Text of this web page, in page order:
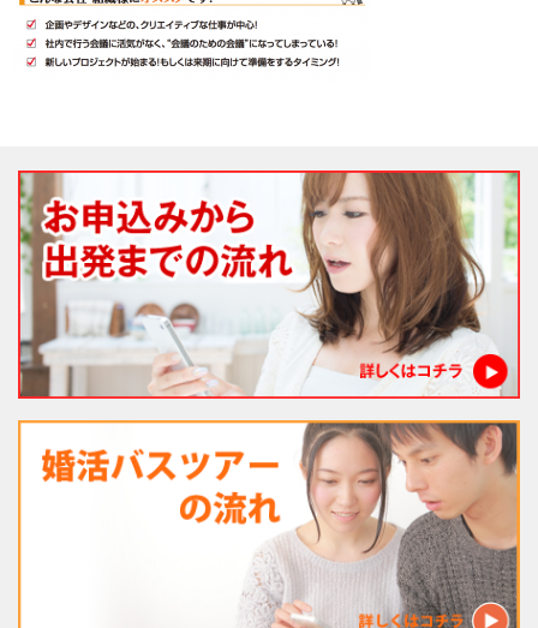
法人様向け社員旅行
経営者様向け がん検診旅行
一般向けバスツアー
親子社会体験ツアー